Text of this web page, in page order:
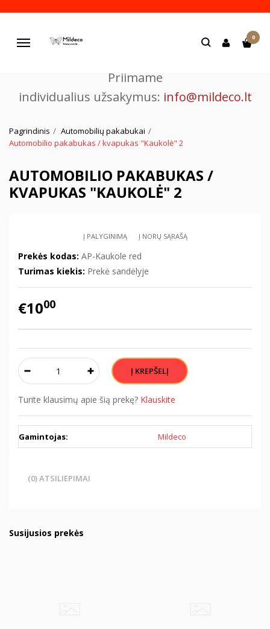
Navigacija
0
Priimame
individualius užsakymus: info@mildeco.lt
Pagrindinis
Automobilių pakabukai
Automobilio pakabukas / kvapukas "Kaukolė" 2
AUTOMOBILIO PAKABUKAS /
KVAPUKAS "KAUKOLĖ" 2
Į PALYGINIMĄ Į NORŲ SĄRAŠĄ
Prekės kodas: AP-Kaukole red
Turimas kiekis: Prekė sandėlyje
€1000
Turite klausimų apie šią prekę? Klauskite
Gamintojas: Mildeco
(0) ATSILIEPIMAI
Susijusios prekės